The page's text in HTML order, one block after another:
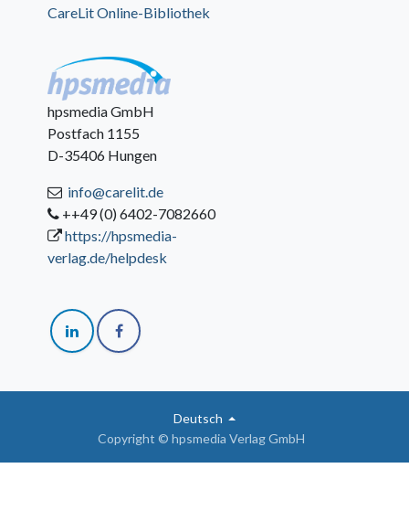
CareLit Online-Bibliothek
hpsmedia GmbH
Postfach 1155
D-35406 Hungen
info@carelit.de
++49 (0) 6402-7082660
https://hpsmedia-
verlag.de/helpdesk
Copyright © hpsmedia Verlag GmbH
Deutsch